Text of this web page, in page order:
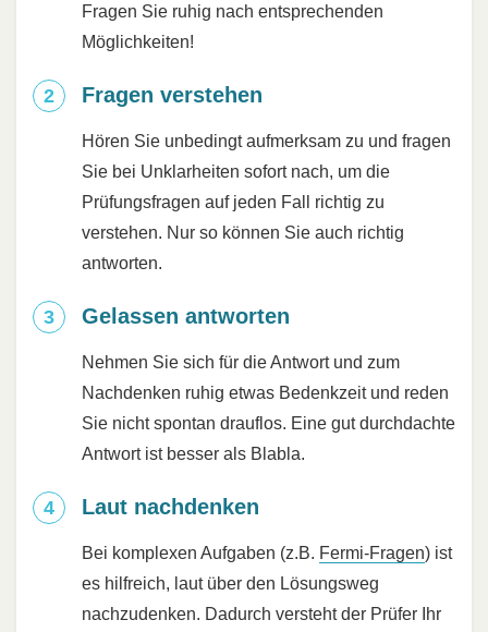
Fragen Sie ruhig nach entsprechenden
Möglichkeiten!
Fragen verstehen
Hören Sie unbedingt aufmerksam zu und fragen
Sie bei Unklarheiten sofort nach, um die
Prüfungsfragen auf jeden Fall richtig zu
verstehen. Nur so können Sie auch richtig
antworten.
Gelassen antworten
Nehmen Sie sich für die Antwort und zum
Nachdenken ruhig etwas Bedenkzeit und reden
Sie nicht spontan drauflos. Eine gut durchdachte
Antwort ist besser als Blabla.
Laut nachdenken
Bei komplexen Aufgaben (z.B. Fermi-Fragen) ist
es hilfreich, laut über den Lösungsweg
nachzudenken. Dadurch versteht der Prüfer Ihr